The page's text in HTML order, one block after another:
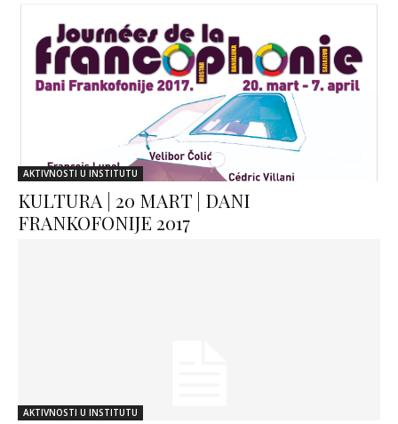
AKTIVNOSTI U INSTITUTU
KULTURA | 20 MART | DANI
FRANKOFONIJE 2017
AKTIVNOSTI U INSTITUTU